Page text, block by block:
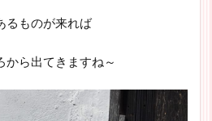
るものが来れば
から出てきますね～